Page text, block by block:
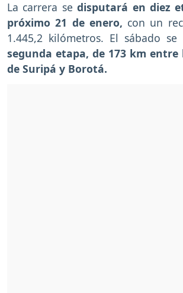
La carrera sedisputará en diez
próximo 21 de enero, con un
1.445,2 kilómetros. El sábado se
segunda etapa, de 173 km entre
de Suripá y Borotá.